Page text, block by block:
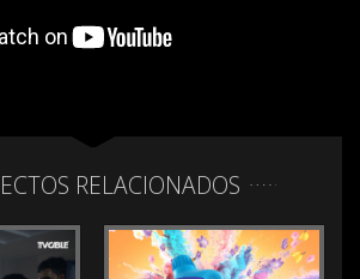
RELACIONADOS